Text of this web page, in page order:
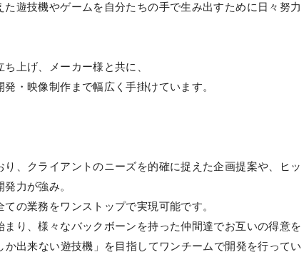
遊技機やゲームを自分たちの手で生み出すために日々努力
上げ、メーカー様と共に、
・映像制作まで幅広く手掛けています。
、クライアントのニーズを的確に捉えた企画提案や、ヒッ
力が強み。
の業務をワンストップで実現可能です。
り、様々なバックボーンを持った仲間達でお互いの得意を
出来ない遊技機」を目指してワンチームで開発を行ってい